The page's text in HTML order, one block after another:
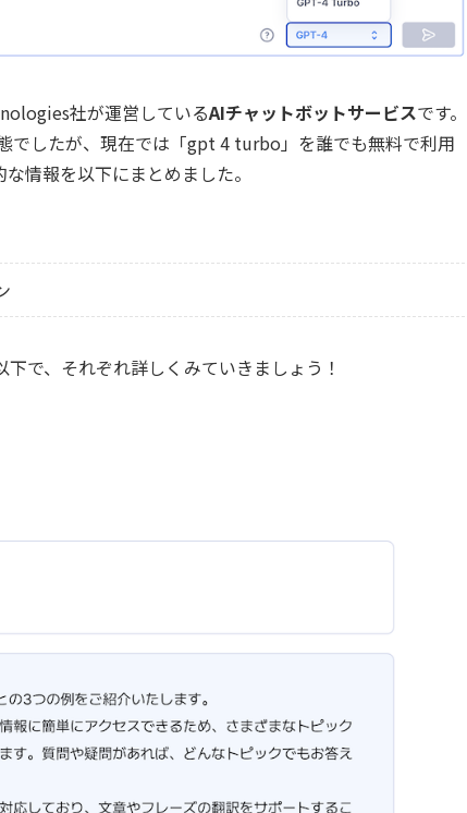
社が運営しているAIチャットボットサービスです。
でしたが、現在では「gpt 4 turbo」を誰でも無料で利用
情報を以下にまとめました。
で、それぞれ詳しくみていきましょう！